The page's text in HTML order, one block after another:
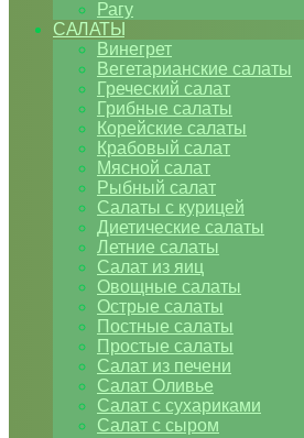
Рагу
САЛАТЫ
Винегрет
Вегетарианские салаты
Греческий салат
Грибные салаты
Корейские салаты
Крабовый салат
Мясной салат
Рыбный салат
Салаты с курицей
Диетические салаты
Летние салаты
Салат из яиц
Овощные салаты
Острые салаты
Постные салаты
Простые салаты
Салат из печени
Салат Оливье
Салат с сухариками
Салат с сыром